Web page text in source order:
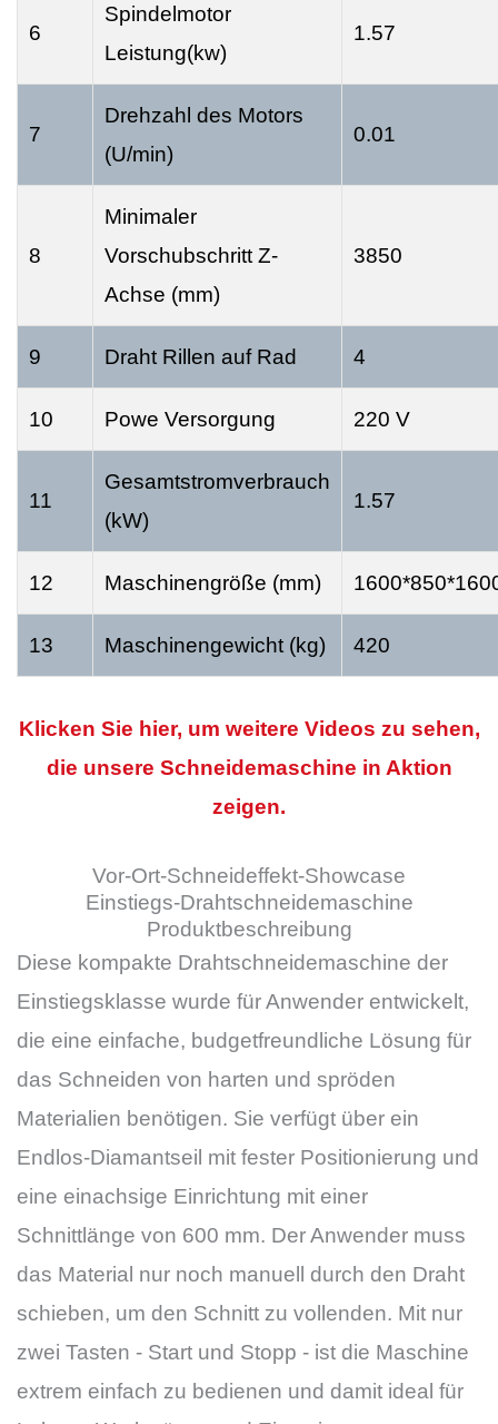
6
Spindelmotor
Leistung(kw)
1.57
7
Drehzahl des Motors
(U/min)
0.01
8
Minimaler
Vorschubschritt Z-
Achse (mm)
3850
9 Draht Rillen auf Rad 4
10 Powe Versorgung 220 V
11
Gesamtstromverbrauch
(kW)
1.57
12 Maschinengröße (mm)
13 Maschinengewicht (kg) 420
Klicken Sie hier, um weitere Videos zu sehen,
die unsere Schneidemaschine in Aktion
zeigen.
Vor-Ort-Schneideffekt-Showcase
Einstiegs-Drahtschneidemaschine
Produktbeschreibung
Diese kompakte Drahtschneidemaschine der
Einstiegsklasse wurde für Anwender entwickelt,
die eine einfache, budgetfreundliche Lösung für
das Schneiden von harten und spröden
Materialien benötigen. Sie verfügt über ein
Endlos-Diamantseil mit fester Positionierung und
eine einachsige Einrichtung mit einer
Schnittlänge von 600 mm. Der Anwender muss
das Material nur noch manuell durch den Draht
schieben, um den Schnitt zu vollenden. Mit nur
zwei Tasten - Start und Stopp - ist die Maschine
extrem einfach zu bedienen und damit ideal für